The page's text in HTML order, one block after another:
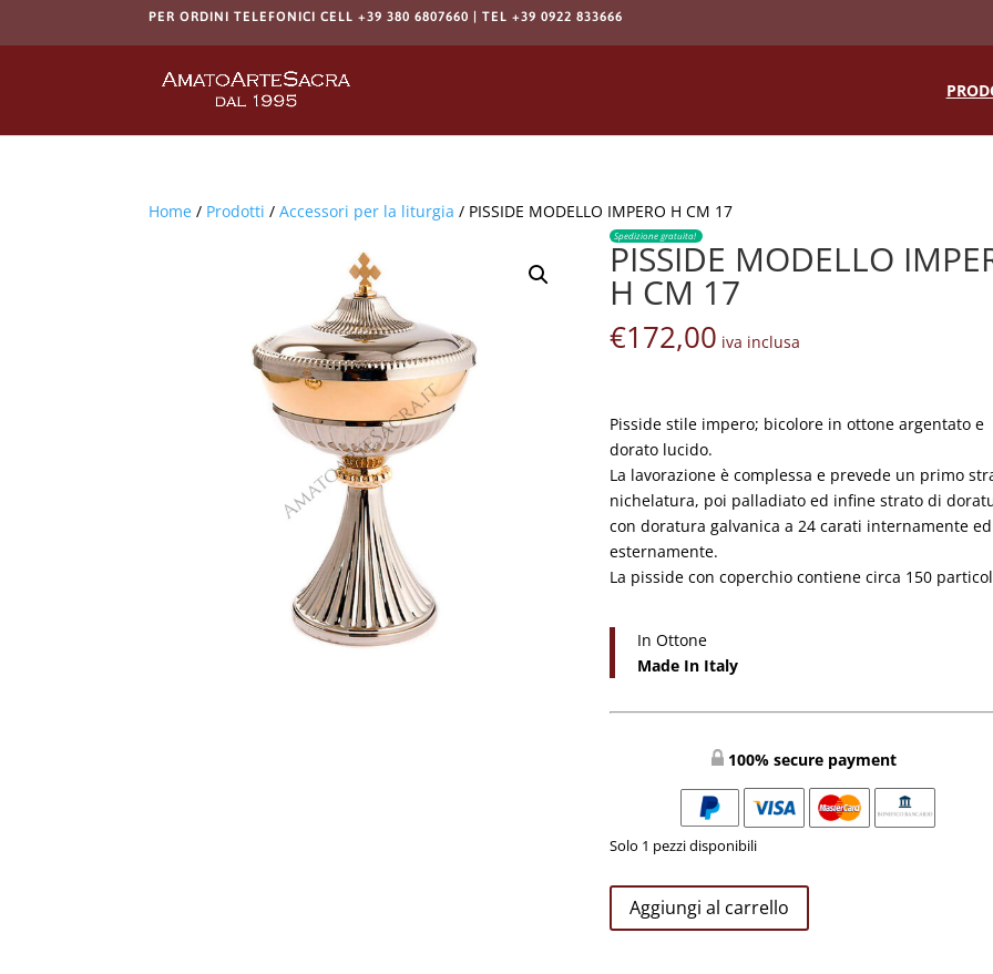
PER ORDINI TELEFONICI CELL +39 380 6807660 | TEL +39 0922 833666
Products
Home / Prodotti /Accessori per la liturgia / PISSIDE MODELLO IMPERO H CM 17
Spedizione gratuita!
PISSIDE MODELLO
H CM 17
€172,00 iva inclusa
Pisside stile impero; bicolore in ottone argentato e
dorato lucido.
La lavorazione è complessa e prevede un primo
nichelatura, poi palladiato ed infine strato di
con doratura galvanica a 24 carati internamente ed
esternamente.
La pisside con coperchio contiene circa 150
In Ottone
Made In Italy
100% secure payment
Solo 1 pezzi disponibili
PISSIDE
MODELLO
Aggiungi al carrello